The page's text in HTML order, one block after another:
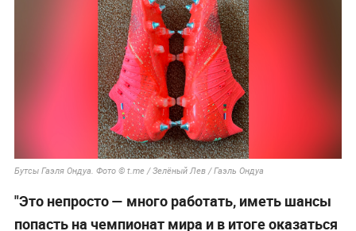
Бутсы Гаэля Ондуа. Фото © t.me / Зелёный Лев / Гаэль Ондуа
"Это непросто — много работать, иметь шансы
попасть на чемпионат мира и в итоге оказаться